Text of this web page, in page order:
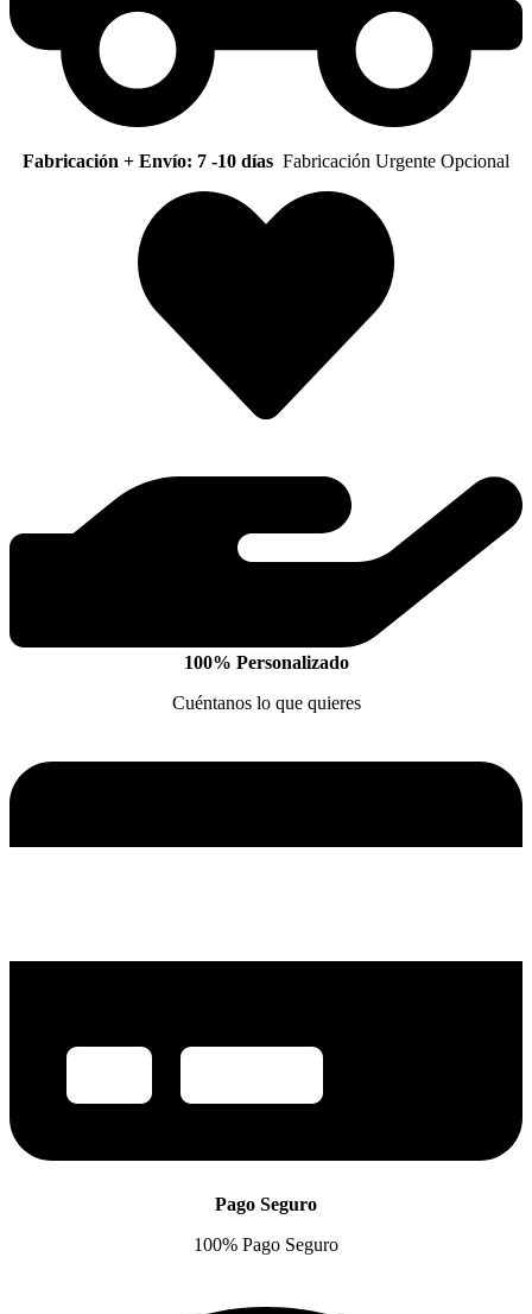
Fabricación + Envío: 7 -10 días Fabricación Urgente Opcional
100% Personalizado
Cuéntanos lo que quieres
Pago Seguro
100% Pago Seguro